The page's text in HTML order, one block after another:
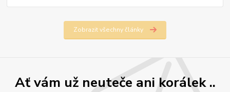
Zobrazit všechny články
Ať vám už neuteče ani korálek ..